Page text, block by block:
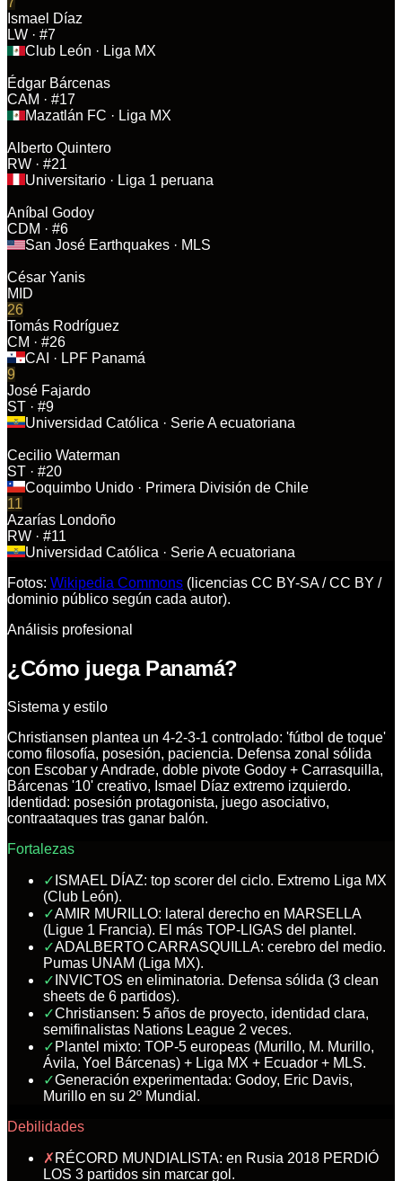
Ismael Díaz
LW · #7
Club León · Liga MX
Édgar Bárcenas
CAM · #17
Mazatlán FC · Liga MX
Alberto Quintero
RW · #21
Universitario · Liga 1 peruana
Aníbal Godoy
CDM · #6
San José Earthquakes · MLS
César Yanis
MID
26
Tomás Rodríguez
CM · #26
CAI · LPF Panamá
9
José Fajardo
ST · #9
Universidad Católica · Serie A ecuatoriana
Cecilio Waterman
ST · #20
Coquimbo Unido · Primera División de Chile
11
Azarías Londoño
RW · #11
Universidad Católica · Serie A ecuatoriana
Fotos: Wikipedia Commons (licencias CC BY-SA / CC BY /
dominio público según cada autor).
Análisis profesional
¿Cómo juega Panamá?
Sistema y estilo
Christiansen plantea un 4-2-3-1 controlado: 'fútbol de toque'
como filosofía, posesión, paciencia. Defensa zonal sólida
con Escobar y Andrade, doble pivote Godoy + Carrasquilla,
Bárcenas '10' creativo, Ismael Díaz extremo izquierdo.
Identidad: posesión protagonista, juego asociativo,
contraataques tras ganar balón.
Fortalezas
✓ ISMAEL DÍAZ: top scorer del ciclo. Extremo Liga MX
(Club León).
✓AMIR MURILLO: lateral derecho en MARSELLA
(Ligue 1 Francia). El más TOP-LIGAS del plantel.
✓ADALBERTO CARRASQUILLA: cerebro del medio.
Pumas UNAM (Liga MX).
✓ INVICTOS en eliminatoria. Defensa sólida (3 clean
sheets de 6 partidos).
✓Christiansen: 5 años de proyecto, identidad clara,
semifinalistas Nations League 2 veces.
✓ Plantel mixto: TOP-5 europeas (Murillo, M. Murillo,
Ávila, Yoel Bárcenas) + Liga MX + Ecuador + MLS.
✓Generación experimentada: Godoy, Eric Davis,
Murillo en su 2º Mundial.
Debilidades
✗ RÉCORD MUNDIALISTA: en Rusia 2018 PERDIÓ
LOS 3 partidos sin marcar gol.